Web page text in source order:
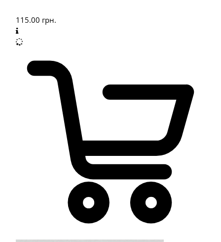
115.00 грн.